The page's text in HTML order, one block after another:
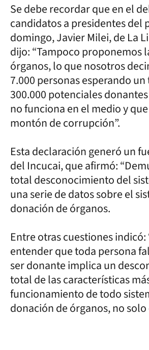
Se debe recordar que en el
candidatos a presidentes del
domingo, Javier Milei, de La
dijo: “Tampoco proponemos
órganos, lo que nosotros
7.000 personas esperando
300.000 potenciales
no funciona en el medio y
montón de corrupción”.
Esta declaración generó un
del Incucai, que afirmó:
total desconocimiento del
una serie de datos sobre el
donación de órganos.
Entre otras cuestiones indicó:
entender que toda persona
ser donante implica un
total de las características
funcionamiento de todo
donación de órganos, no solo